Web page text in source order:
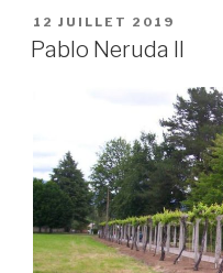
e
o
k
er
PUBLIÉ
LE
12 JUILLET 2019
Pablo Neruda II